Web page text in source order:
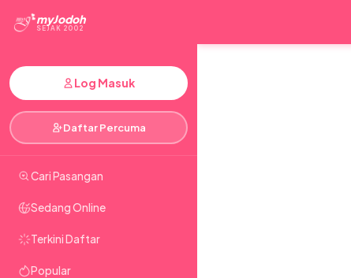
myJodoh
SEJAK 2002
Log Masuk
Daftar Percuma
Cari Pasangan
Sedang Online
Terkini Daftar
Popular